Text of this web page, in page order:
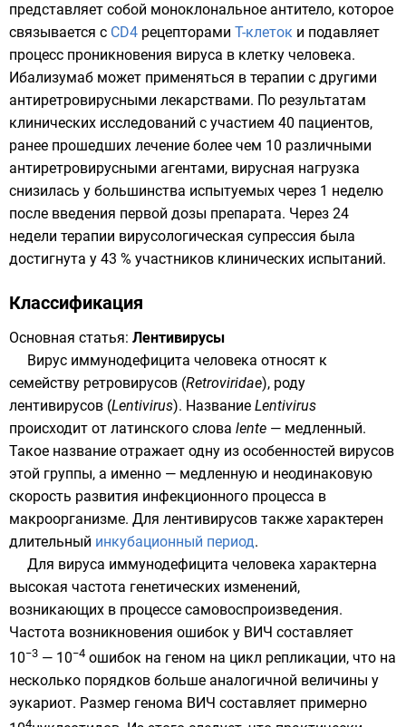
представляет собой моноклональное антитело, которое
связывается с CD4 рецепторами T-клеток и подавляет
процесс проникновения вируса в клетку человека.
Ибализумаб может применяться в терапии с другими
антиретровирусными лекарствами. По результатам
клинических исследований с участием 40 пациентов,
ранее прошедших лечение более чем 10 различными
антиретровирусными агентами, вирусная нагрузка
снизилась у большинства испытуемых через 1 неделю
после введения первой дозы препарата. Через 24
недели терапии вирусологическая супрессия была
достигнута у 43 % участников клинических испытаний.
Классификация
Основная статья: Лентивирусы
Вирус иммунодефицита человека относят к
семейству ретровирусов (Retroviridae), роду
лентивирусов (Lentivirus). Название Lentivirus
происходит от латинского слова lente — медленный.
Такое название отражает одну из особенностей вирусов
этой группы, а именно — медленную и неодинаковую
скорость развития инфекционного процесса в
макроорганизме. Для лентивирусов также характерен
длительный инкубационный период.
Для вируса иммунодефицита человека характерна
высокая частота генетических изменений,
возникающих в процессе самовоспроизведения.
Частота возникновения ошибок у ВИЧ составляет
10−3 — 10−4 ошибок на геном на цикл репликации, что на
несколько порядков больше аналогичной величины у
эукариот. Размер генома ВИЧ составляет примерно
4